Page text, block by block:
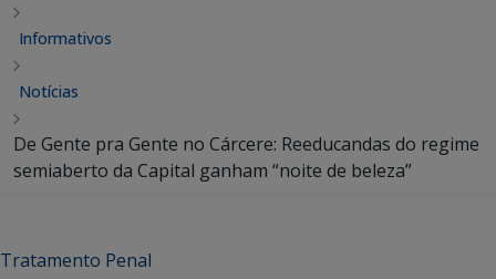
Informativos
Notícias
De Gente pra Gente no Cárcere: Reeducandas do regime
semiaberto da Capital ganham “noite de beleza”
Tratamento Penal